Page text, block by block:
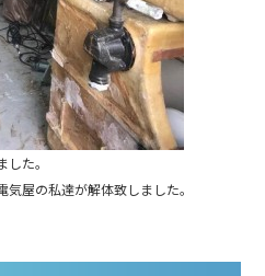
た。
屋の私達が解体致しました。